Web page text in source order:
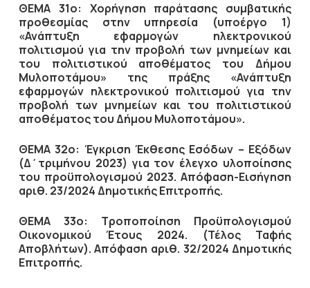
ΘΕΜΑ 31ο: Χορήγηση παράτασης συμβατικής
προθεσμίας στην υπηρεσία (υποέργο 1)
«Ανάπτυξη εφαρμογών ηλεκτρονικού
πολιτισμού για την προβολή των μνημείων και
του πολιτιστικού αποθέματος του Δήμου
Μυλοποτάμου» της πράξης «Ανάπτυξη
εφαρμογών ηλεκτρονικού πολιτισμού για την
προβολή των μνημείων και του πολιτιστικού
αποθέματος του Δήμου Μυλοποτάμου».
ΘΕΜΑ 32ο: Έγκριση Έκθεσης Εσόδων – Εξόδων
(Δ΄τριμήνου 2023) για τον έλεγχο υλοποίησης
του προϋπολογισμού 2023. Απόφαση-Εισήγηση
αριθ. 23/2024 Δημοτικής Επιτροπής.
ΘΕΜΑ 33ο: Τροποποίηση Προϋπολογισμού
Οικονομικού Έτους 2024. (Τέλος Ταφής
Αποβλήτων). Απόφαση αριθ. 32/2024 Δημοτικής
Επιτροπής.